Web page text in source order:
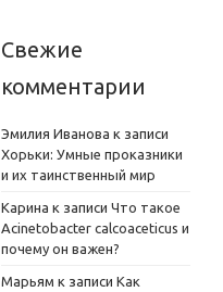
Свежие
комментарии
Эмилия Иванова к записи
Хорьки: Умные проказники
и их таинственный мир
Карина к записи Что такое
Acinetobacter calcoaceticus и
почему он важен?
Марьям к записи Как